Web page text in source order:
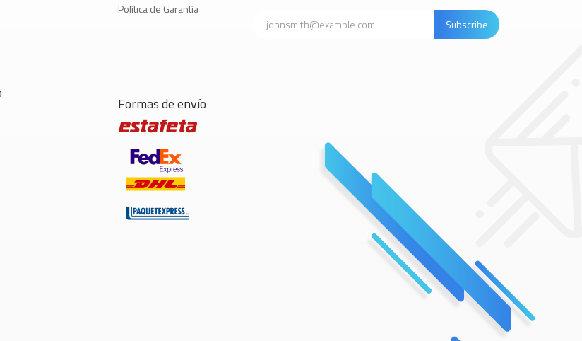
Política de Garantía
Formas de envío
Subscribe